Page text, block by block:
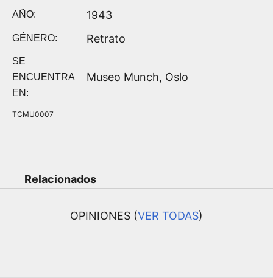
AÑO: 1943
GÉNERO: Retrato
SE
ENCUENTRA
EN:
Museo Munch, Oslo
TCMU0007
Relacionados
OPINIONES (VER TODAS)